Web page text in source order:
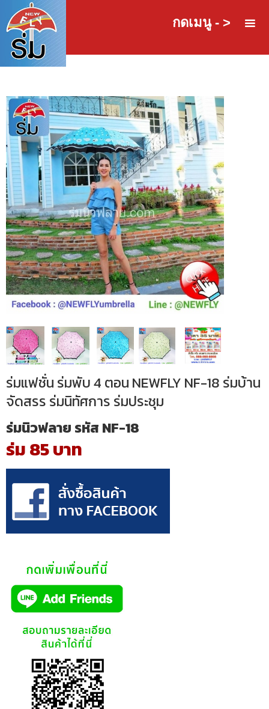
กดเมนู - >
ร่มแฟชั่น ร่มพับ 4 ตอน NEWFLY NF-18 ร่มบ้าน
จัดสรร ร่มนิทัศการ ร่มประชุม
ร่มนิวฟลาย รหัส NF-18
ร่ม 85 บาท